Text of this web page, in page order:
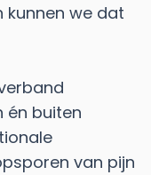
kunnen we dat
én buiten
van pijn